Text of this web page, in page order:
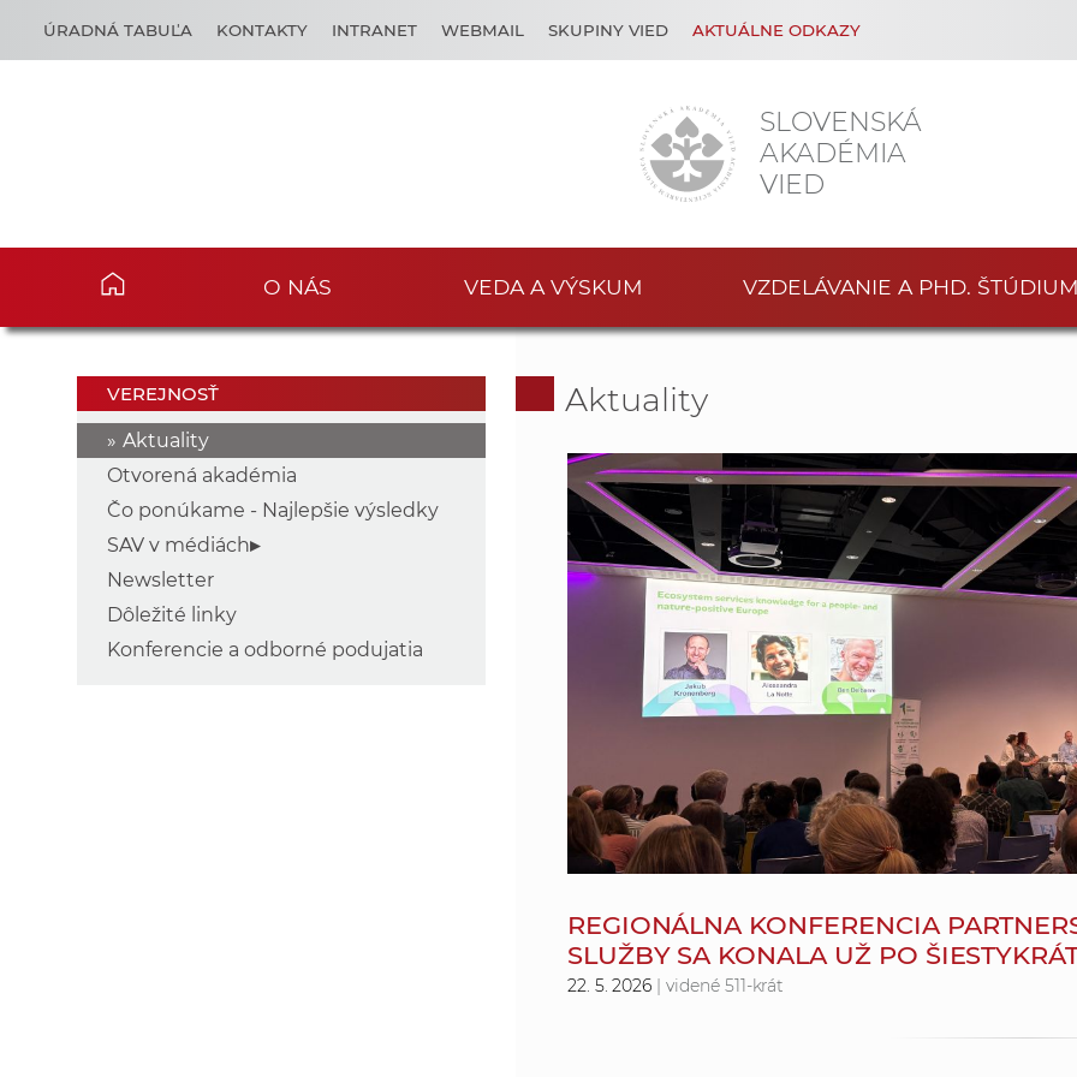
SLOVENSKÁ
AKADÉMIA
VIED
ÚRADNÁ TABUĽA KONTAKTY INTRANET WEBMAIL SKUPINY VIED AKTUÁLNE ODKAZY
O NÁS VEDA A VÝSKUM VZDELÁVANIE A PHD. ŠTÚDIUM
VEREJNOSŤ
Aktuality
Otvorená akadémia
Čo ponúkame - Najlepšie výsledky
SAV v médiách
Newsletter
Dôležité linky
Konferencie a odborné podujatia
Aktuality
REGIONÁLNA KONFERENCIA
SLUŽBY SA KONALA UŽ PO
22. 5. 2026 | videné 511-krát